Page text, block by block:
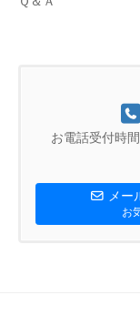
お電話受付時
メー
お